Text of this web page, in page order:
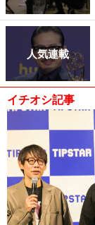
人気連載
イチオシ記事